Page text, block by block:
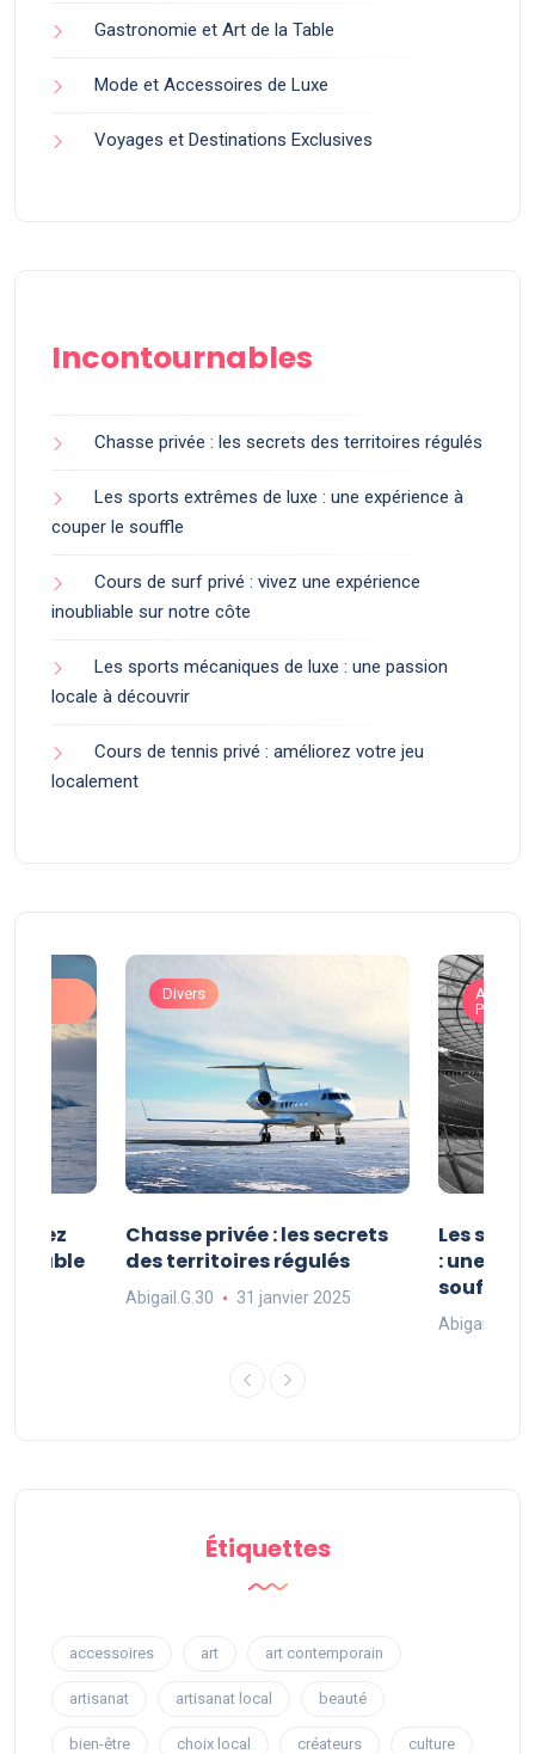
Gastronomie et Art de la Table
Mode et Accessoires de Luxe
Voyages et Destinations Exclusives
Incontournables
Chasse privée : les secrets des territoires régulés
Les sports extrêmes de luxe : une expérience à
couper le souffle
Cours de surf privé : vivez une expérience
inoubliable sur notre côte
Les sports mécaniques de luxe : une passion
locale à découvrir
Cours de tennis privé : améliorez votre jeu
localement
vivez
Divers
Chasse privée : les secrets
des territoires régulés
Abigail.G.30 31 janvier 2025
Art de
Les
: une
souffle
Abigail.G.30
Étiquettes
accessoires art art contemporain
artisanat artisanat local beauté
bien-être choix local créateurs culture